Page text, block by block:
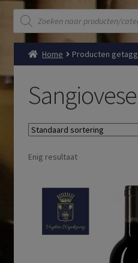
Producten
zoeken
Home Producten
Enig resultaat